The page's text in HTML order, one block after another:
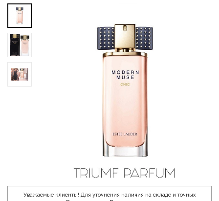
Уважаемые клиенты! Для уточнения наличия на складе и точных